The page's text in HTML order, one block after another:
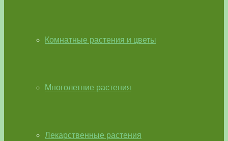
Комнатные растения и цветы
Многолетние растения
Лекарственные растения